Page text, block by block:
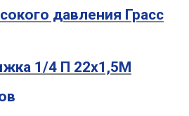
давления Грасс
1/4 П 22х1,5М